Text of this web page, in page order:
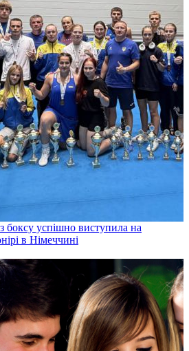
боксу успішно виступила на
в Німеччині